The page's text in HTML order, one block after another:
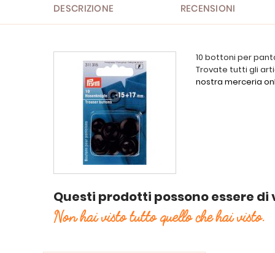
DESCRIZIONE RECENSIONI
10 bottoni per
Trovate tutti gli
nostra merceria
Questi prodotti possono essere
Non hai visto tutto quello che hai visto.